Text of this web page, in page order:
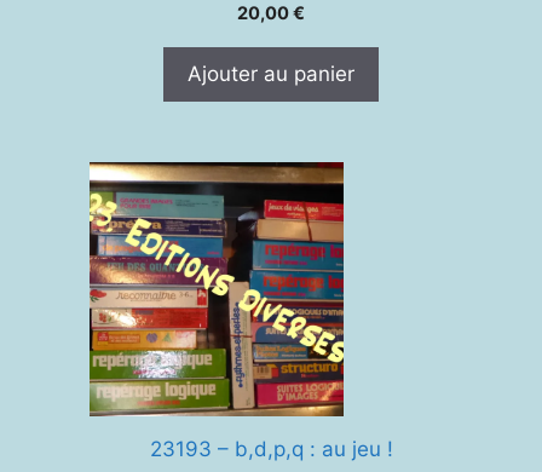
20,00€
Ajouter au panier
23193 – b,d,p,q : au jeu !